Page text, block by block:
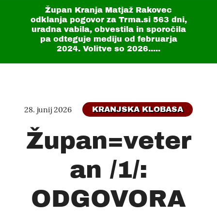
Župan Kranja Matjaž Rakovec
odklanja pogovor za Trma.si 563 dni,
uradna vabila, obvestila in sporočila
pa odteguje mediju od februarja
2024. Volitve so 2026.....
28. junij 2026 KRANJSKA KLOBASA
Župan=veter
an /1/:
ODGOVORA